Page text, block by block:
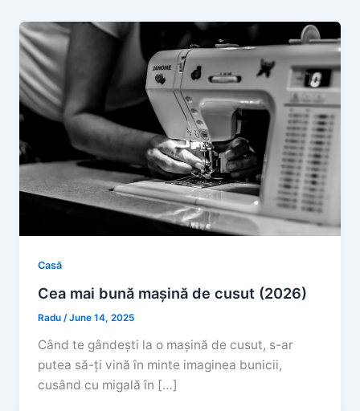
Casă
Cea mai bună mașină de cusut (2026)
Radu/June 14, 2025
Când te gândești la o mașină de cusut, s-ar
putea să-ți vină în minte imaginea bunicii,
cusând cu migală în […]